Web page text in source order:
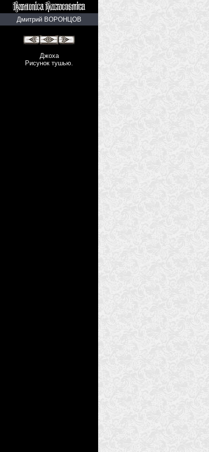
Дмитрий ВОРОНЦОВ
Джоха
Рисунок тушью.